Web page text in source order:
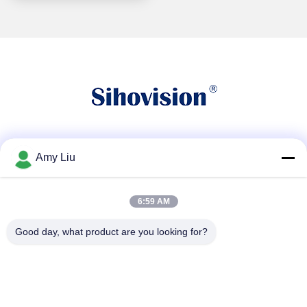
टेलीफोन
Amy Liu
6:59 AM
Good day, what product are you looking for?